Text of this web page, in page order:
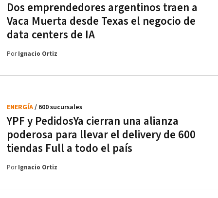
Dos emprendedores argentinos traen a
Vaca Muerta desde Texas el negocio de
data centers de IA
PorIgnacio Ortiz
YPF y PedidosYa cierran una alianza
poderosa para llevar el delivery de 600
tiendas Full a todo el país
ENERGÍA/ 600 sucursales
PorIgnacio Ortiz